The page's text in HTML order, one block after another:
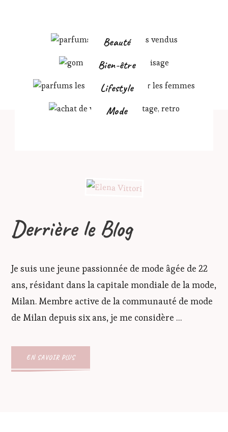
Beauté
Bien-être
Lifestyle
Mode
Derrière le Blog
Je suis une jeune passionnée de mode âgée de 22
ans, résidant dans la capitale mondiale de la mode,
Milan. Membre active de la communauté de mode
de Milan depuis six ans, je me considère …
EN SAVOIR PLUS